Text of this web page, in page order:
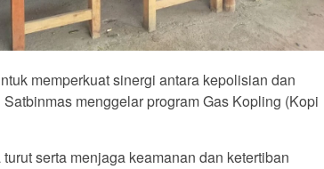
memperkuat sinergi antara kepolisian dan
menggelar program Gas Kopling (Kopi
serta menjaga keamanan dan ketertiban